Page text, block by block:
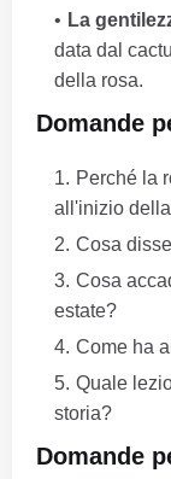
La
data dal
della rosa.
Domande
Perché la
all'inizio
Cosa
Cosa
estate?
Come ha
Quale
storia?
Domande